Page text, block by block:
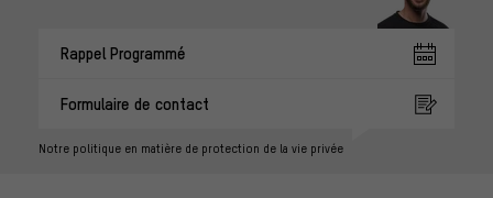
Rappel Programmé
Formulaire de contact
Notre politique en matière de protection de la vie privée